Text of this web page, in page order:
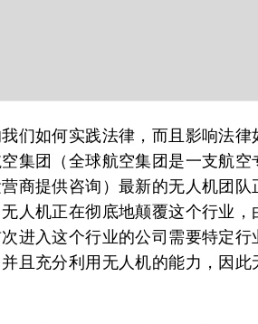
们如何实践法律，而且影响法
集团（全球航空集团是一支航
商提供咨询）最新的无人机团
人机正在彻底地颠覆这个行业
进入这个行业的公司需要特定
且充分利用无人机的能力，因